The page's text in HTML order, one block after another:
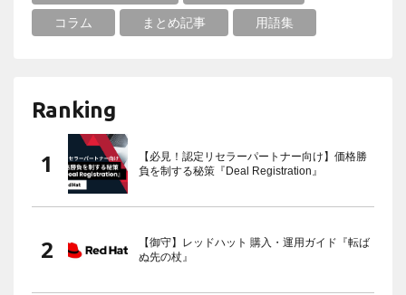
コラム まとめ記事 用語集
Ranking
【必見！認定リセラーパートナー向け】価格勝
負を制する秘策『Deal Registration』
【御守】レッドハット 購入・運用ガイド『転ば
ぬ先の杖』